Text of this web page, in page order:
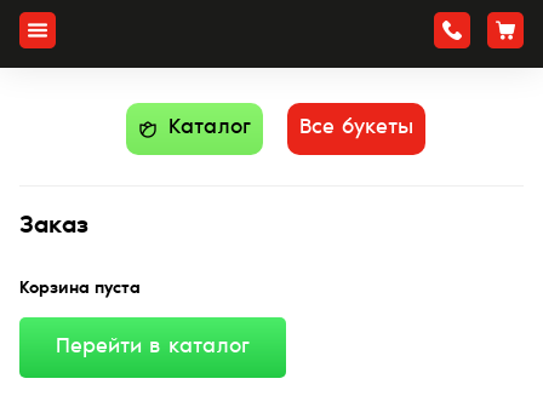
Каталог Все букеты
Заказ
Корзина пуста
Перейти в каталог